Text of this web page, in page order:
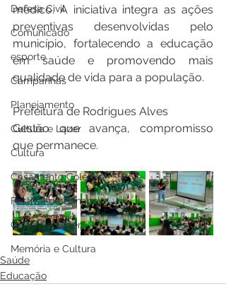
Defesa Civil
Comunicado
esporte
Campanhas
Planejamento
Cultura e Lazer
Cultura
Casamento Coletivo
Festival da Banana
Cultura e Lazer
Memória e Cultura
médico. A iniciativa integra as ações
preventivas desenvolvidas pelo
município, fortalecendo a educação
em saúde e promovendo mais
qualidade de vida para a população.
Prefeitura de Rodrigues Alves
Gestão que avança, compromisso
que permanece.
Saúde
Educação